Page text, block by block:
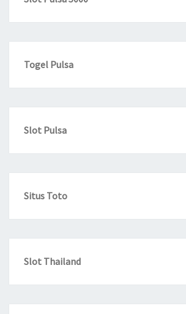
Togel Pulsa
Slot Pulsa
Situs Toto
Slot Thailand